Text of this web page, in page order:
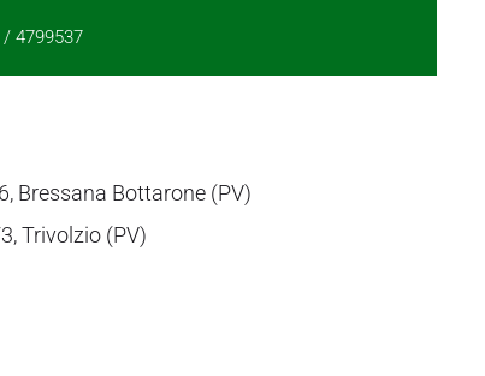
/ 4799537
Bressana Bottarone (PV)
Trivolzio (PV)